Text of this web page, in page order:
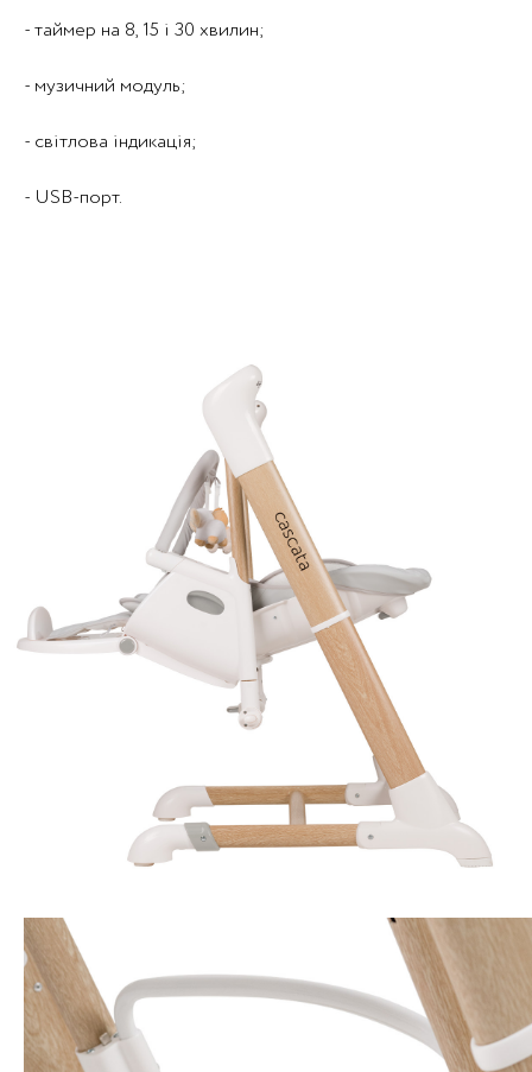
- таймер на 8, 15 і 30 хвилин;
- музичний модуль;
- світлова індикація;
- USB-порт.